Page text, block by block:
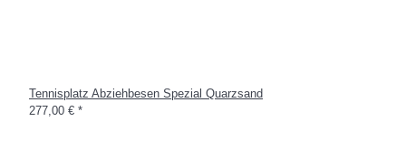
Tennisplatz Abziehbesen Spezial Quarzsand
277,00 € *